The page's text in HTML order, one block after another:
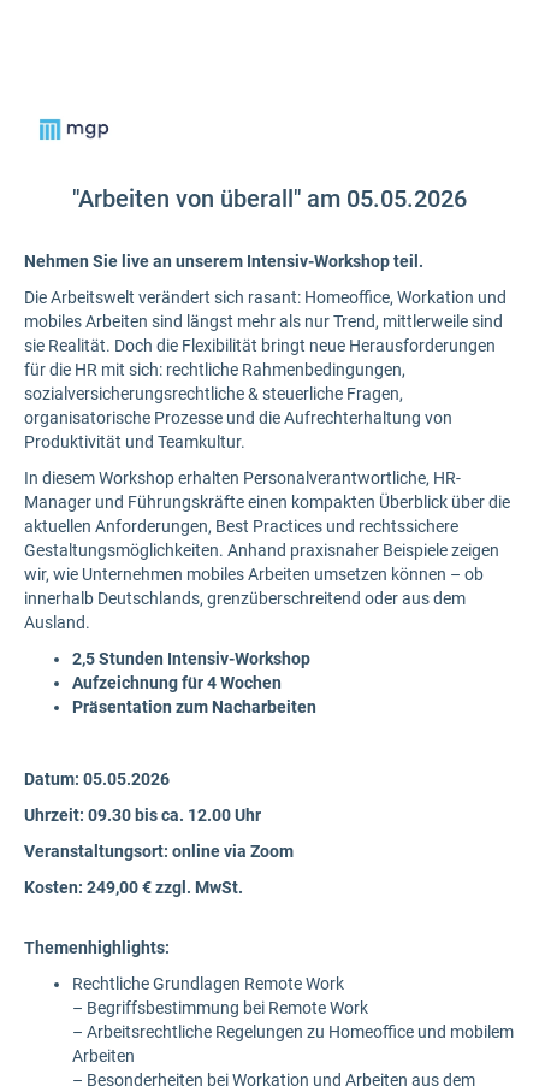
"Arbeiten von überall" am 05.05.2026
Nehmen Sie live an unserem Intensiv-Workshop teil.
Die Arbeitswelt verändert sich rasant: Homeoffice, Workation und
mobiles Arbeiten sind längst mehr als nur Trend, mittlerweile sind
sie Realität. Doch die Flexibilität bringt neue Herausforderungen
für die HR mit sich: rechtliche Rahmenbedingungen,
sozialversicherungsrechtliche & steuerliche Fragen,
organisatorische Prozesse und die Aufrechterhaltung von
Produktivität und Teamkultur.
In diesem Workshop erhalten Personalverantwortliche, HR-
Manager und Führungskräfte einen kompakten Überblick über die
aktuellen Anforderungen, Best Practices und rechtssichere
Gestaltungsmöglichkeiten. Anhand praxisnaher Beispiele zeigen
wir, wie Unternehmen mobiles Arbeiten umsetzen können – ob
innerhalb Deutschlands, grenzüberschreitend oder aus dem
Ausland.
2,5 Stunden Intensiv-Workshop
Aufzeichnung für 4 Wochen
Präsentation zum Nacharbeiten
Datum: 05.05.2026
Uhrzeit: 09.30 bis ca. 12.00 Uhr
Veranstaltungsort: online via Zoom
Kosten: 249,00 € zzgl. MwSt.
Themenhighlights:
Rechtliche Grundlagen Remote Work
– Begriffsbestimmung bei Remote Work
– Arbeitsrechtliche Regelungen zu Homeoffice und mobilem
Arbeiten
– Besonderheiten bei Workation und Arbeiten aus dem